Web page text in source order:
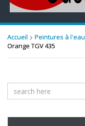
Accueil Peintures à l'eau
Orange TGV 435